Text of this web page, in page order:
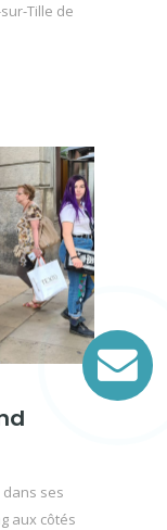
Tille de
ses
aux côtés